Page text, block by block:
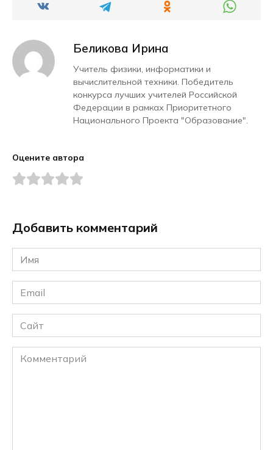
Беликова Ирина
Учитель физики, информатики и
вычислительной техники. Победитель
конкурса лучших учителей Российской
Федерации в рамках Приоритетного
Национального Проекта "Образование".
Оцените автора
Добавить комментарий
Имя
*
Email
*
Сайт
Комментарий